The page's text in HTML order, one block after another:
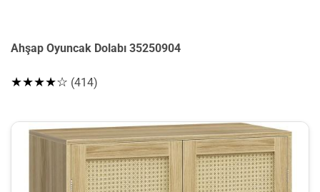
Ahşap Oyuncak Dolabı 35250904
★★★★☆ (414)